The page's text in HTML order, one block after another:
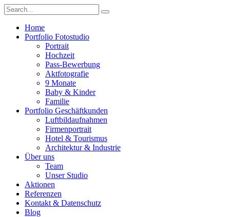
Home
Portfolio Fotostudio
Portrait
Hochzeit
Pass-Bewerbung
Aktfotografie
9 Monate
Baby & Kinder
Familie
Portfolio Geschäftkunden
Luftbildaufnahmen
Firmenportrait
Hotel & Tourismus
Architektur & Industrie
Über uns
Team
Unser Studio
Aktionen
Referenzen
Kontakt & Datenschutz
Blog